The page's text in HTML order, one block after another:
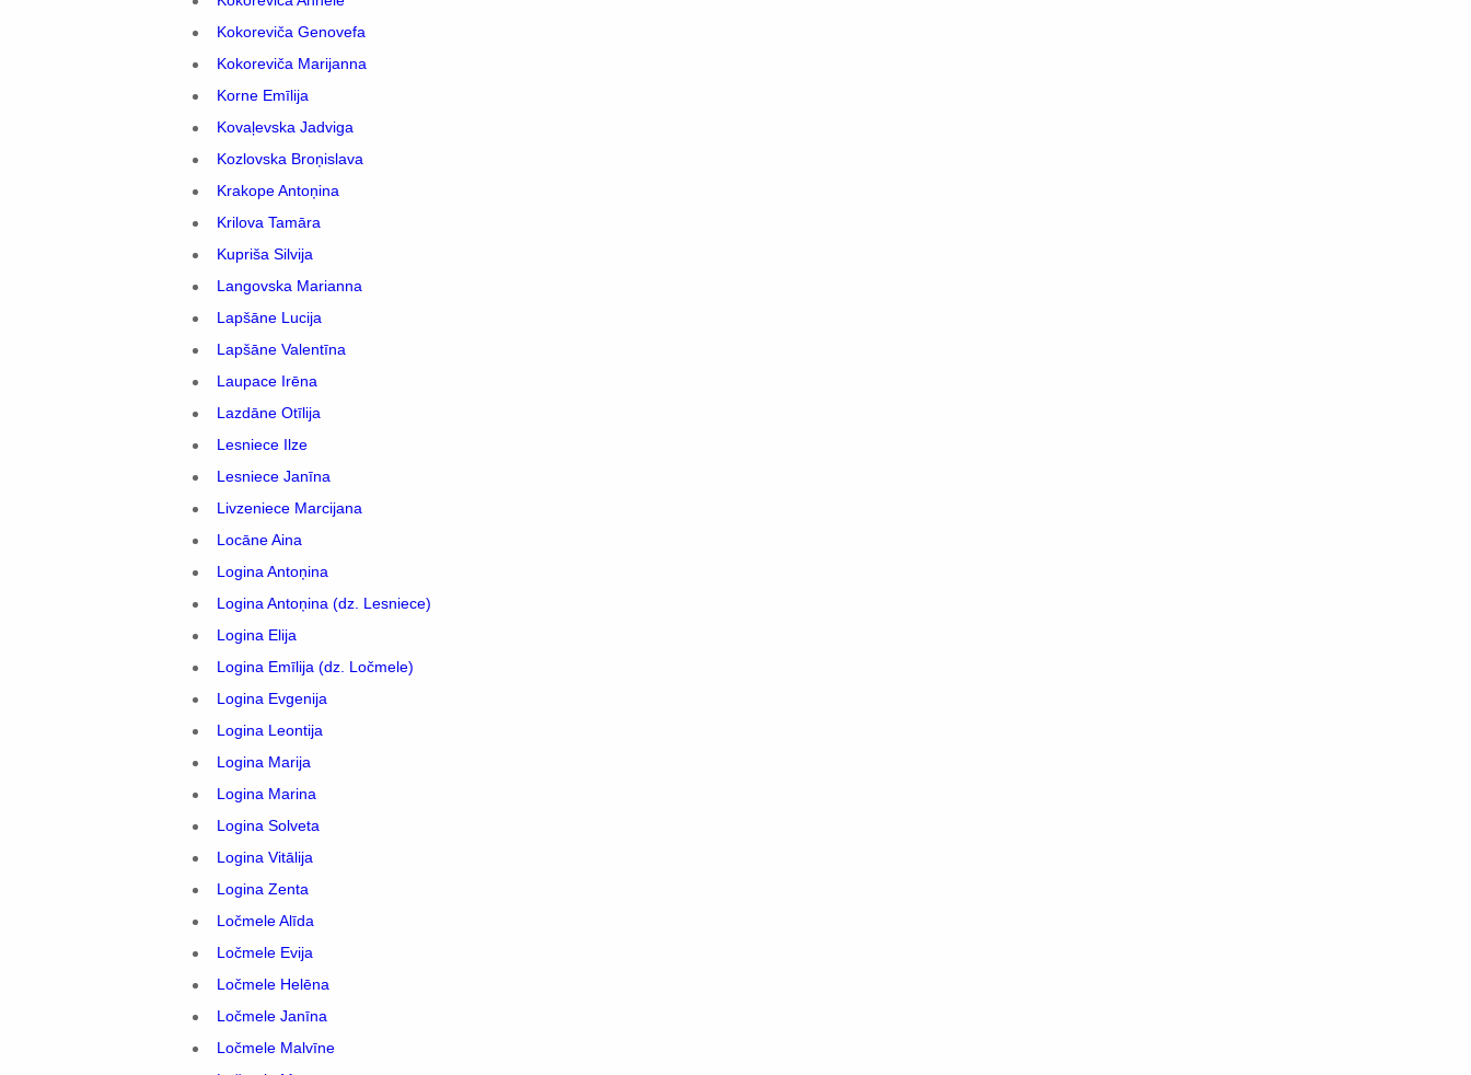
Kokoreviča Genovefa
Kokoreviča Marijanna
Korne Emīlija
Kovaļevska Jadviga
Kozlovska Broņislava
Krakope Antoņina
Krilova Tamāra
Kupriša Silvija
Langovska Marianna
Lapšāne Lucija
Lapšāne Valentīna
Laupace Irēna
Lazdāne Otīlija
Lesniece Ilze
Lesniece Janīna
Livzeniece Marcijana
Locāne Aina
Logina Antoņina
Logina Antoņina (dz. Lesniece)
Logina Elija
Logina Emīlija (dz. Ločmele)
Logina Evgenija
Logina Leontija
Logina Marija
Logina Marina
Logina Solveta
Logina Vitālija
Logina Zenta
Ločmele Alīda
Ločmele Evija
Ločmele Helēna
Ločmele Janīna
Ločmele Malvīne